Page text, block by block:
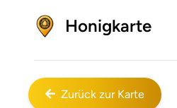
Zurück zur Karte
Honigkarte